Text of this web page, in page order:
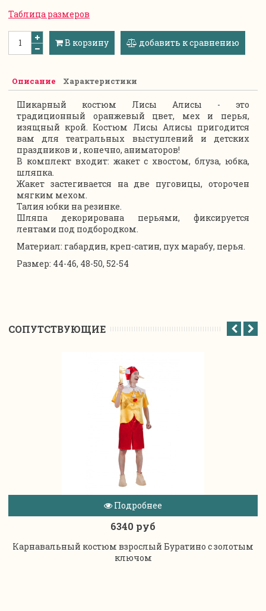
Таблица размеров
В корзину добавить к сравнению
Описание Характеристики
Шикарный костюм Лисы Алисы - это
традиционный оранжевый цвет, мех и перья,
изящный крой. Костюм Лисы Алисы пригодится
вам для театральных выступлений и детских
праздников и , конечно, аниматоров!
В комплект входит: жакет с хвостом, блуза, юбка,
шляпка.
Жакет застегивается на две пуговицы, оторочен
мягким мехом.
Талия юбки на резинке.
Шляпа декорирована перьями, фиксируется
лентами под подбородком.
Материал: габардин, креп-сатин, пух марабу, перья.
Размер: 44-46, 48-50, 52-54
CОПУТСТВУЮЩИЕ
Подробнее
6340 руб
Карнавальный костюм взрослый Буратино с золотым
ключом